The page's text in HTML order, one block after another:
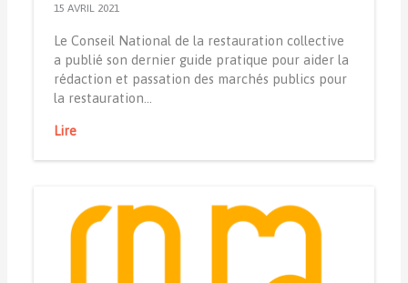
15 AVRIL 2021
Le Conseil National de la restauration collective
a publié son dernier guide pratique pour aider la
rédaction et passation des marchés publics pour
la restauration…
Lire